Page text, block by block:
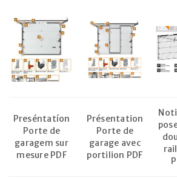
Preséntatíon
Porte de
garagem sur
mesure PDF
Présentation
Porte de
garage avec
portilion PDF